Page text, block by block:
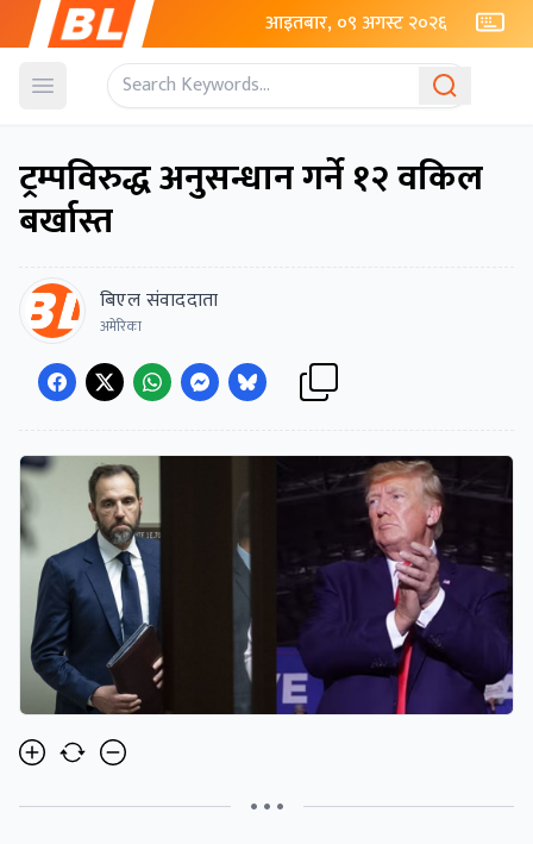
आइतबार, ०९ अगस्ट २०२६
Open menu
ट्रम्पविरुद्ध अनुसन्धान गर्ने १२ वकिल
बर्खास्त
बिएल संवाददाता
अमेरिका
• • •